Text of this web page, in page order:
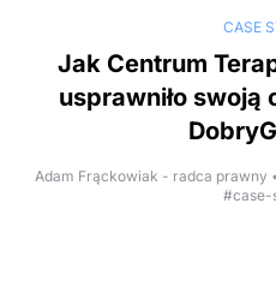
CASE
Jak Centrum
usprawniło swoją
Adam Frąckowiak - radca prawny
#case-